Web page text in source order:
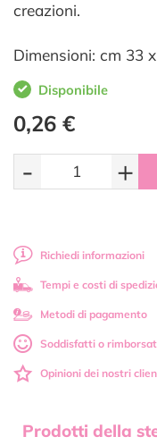
creazioni.
Dimensioni: cm 33
Disponibile
0,26 €
- +
Richiedi informazioni
Tempi e costi di
Metodi di pagamento
Soddisfatti o
Opinioni dei nostri
Prodotti della